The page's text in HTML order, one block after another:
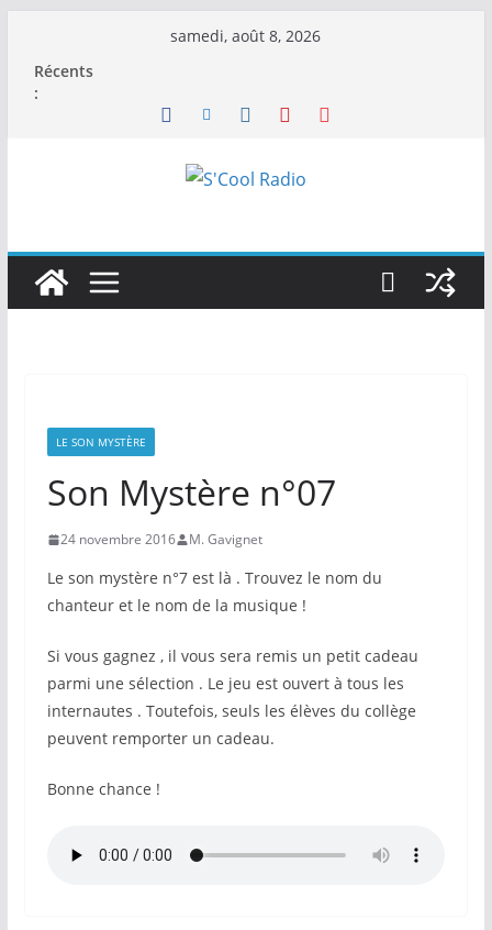
contenu
samedi, août 8, 2026
Récents
:
LE SON MYSTÈRE
Son Mystère n°07
24 novembre 2016 M. Gavignet
Le son mystère n°7 est là . Trouvez le nom du
chanteur et le nom de la musique !
Si vous gagnez , il vous sera remis un petit cadeau
parmi une sélection . Le jeu est ouvert à tous les
internautes . Toutefois, seuls les élèves du collège
peuvent remporter un cadeau.
Bonne chance !